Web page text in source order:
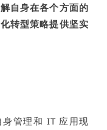
自身在各个方面的
转型策略提供坚实
管理和 IT 应用现